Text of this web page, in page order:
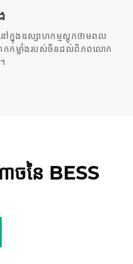
ៅ​ក្នុង​ឧស្សាហកម្ម​ស្តុក​ថាមពល
កម្លាំង​របស់​ចិន​ដល់​ពិភពលោក​
នៃ BESS